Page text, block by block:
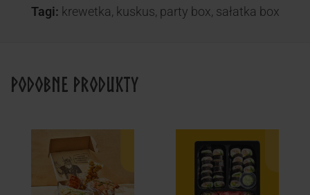
Tagi: krewetka, kuskus, party box, sałatka box
Podobne produkty